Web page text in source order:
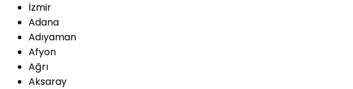
İzmir
Adana
Adıyaman
Afyon
Ağrı
Aksaray